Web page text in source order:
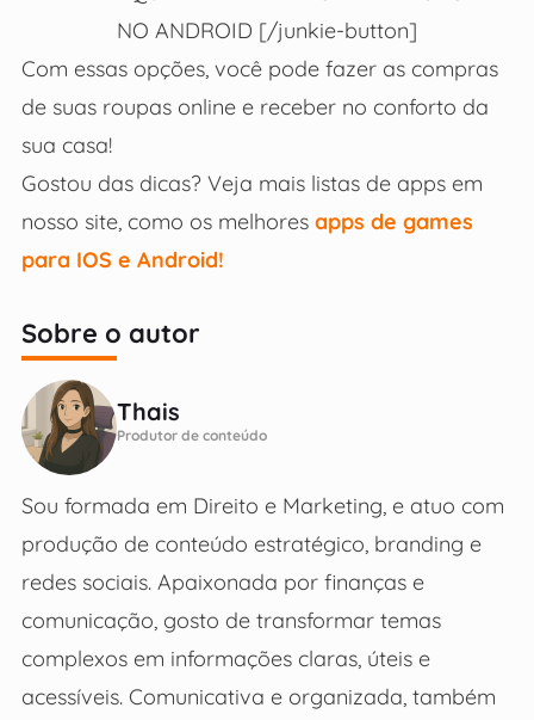
NO ANDROID [/junkie-button]
Com essas opções, você pode fazer as compras
de suas roupas online e receber no conforto da
sua casa!
Gostou das dicas? Veja mais listas de apps em
nosso site, como os melhores apps de games
para IOS e Android!
Sobre o autor
Thais
Produtor de conteúdo
Sou formada em Direito e Marketing, e atuo com
produção de conteúdo estratégico, branding e
redes sociais. Apaixonada por finanças e
comunicação, gosto de transformar temas
complexos em informações claras, úteis e
acessíveis. Comunicativa e organizada, também